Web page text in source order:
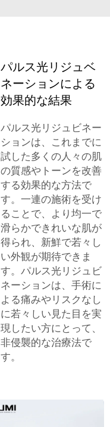
パルス光リジュベ
ネーションによる
効果的な結果
パルス光リジュビネー
ションは、これまでに
試した多くの人々の肌
の質感やトーンを改善
する効果的な方法で
す。一連の施術を受け
ることで、より均一で
滑らかできれいな肌が
得られ、新鮮で若々し
い外観が期待できま
す。パルス光リジュビ
ネーションは、手術に
よる痛みやリスクなし
に若々しい見た目を実
現したい方にとって、
非侵襲的な治療法で
す。